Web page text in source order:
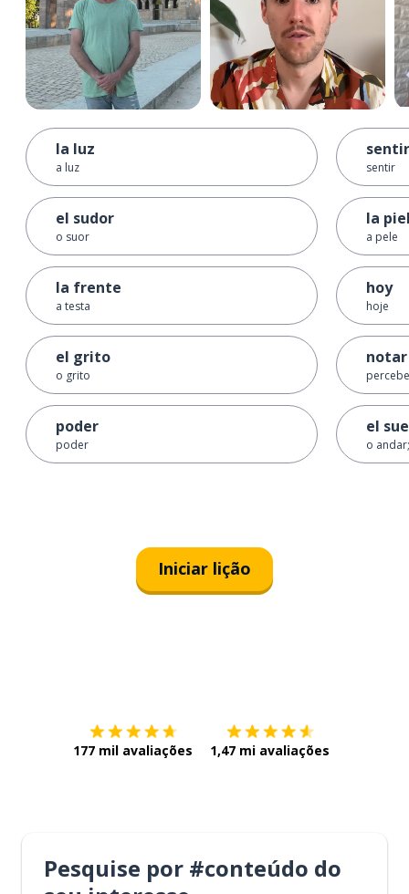
la luz
a luz
el sudor
o suor
la frente
a testa
el grito
o grito
poder
poder
sentir
sentir
la
a pele
hoy
hoje
notar
el
o
Iniciar lição
177 mil avaliações 1,47 mi avaliações
Pesquise por #conteúdo do